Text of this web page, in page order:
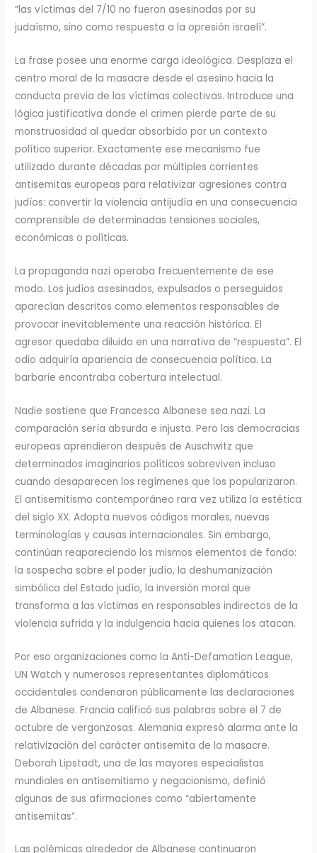
“las víctimas del 7/10 no fueron asesinadas por su
judaísmo, sino como respuesta a la opresión israelí”.
La frase posee una enorme carga ideológica. Desplaza el
centro moral de la masacre desde el asesino hacia la
conducta previa de las víctimas colectivas. Introduce una
lógica justificativa donde el crimen pierde parte de su
monstruosidad al quedar absorbido por un contexto
político superior. Exactamente ese mecanismo fue
utilizado durante décadas por múltiples corrientes
antisemitas europeas para relativizar agresiones contra
judíos: convertir la violencia antijudía en una consecuencia
comprensible de determinadas tensiones sociales,
económicas o políticas.
La propaganda nazi operaba frecuentemente de ese
modo. Los judíos asesinados, expulsados o perseguidos
aparecían descritos como elementos responsables de
provocar inevitablemente una reacción histórica. El
agresor quedaba diluido en una narrativa de “respuesta”. El
odio adquiría apariencia de consecuencia política. La
barbarie encontraba cobertura intelectual.
Nadie sostiene que Francesca Albanese sea nazi. La
comparación sería absurda e injusta. Pero las democracias
europeas aprendieron después de Auschwitz que
determinados imaginarios políticos sobreviven incluso
cuando desaparecen los regímenes que los popularizaron.
El antisemitismo contemporáneo rara vez utiliza la estética
del siglo XX. Adopta nuevos códigos morales, nuevas
terminologías y causas internacionales. Sin embargo,
continúan reapareciendo los mismos elementos de fondo:
la sospecha sobre el poder judío, la deshumanización
simbólica del Estado judío, la inversión moral que
transforma a las víctimas en responsables indirectos de la
violencia sufrida y la indulgencia hacia quienes los atacan.
Por eso organizaciones como la Anti-Defamation League,
UN Watch y numerosos representantes diplomáticos
occidentales condenaron públicamente las declaraciones
de Albanese. Francia calificó sus palabras sobre el 7 de
octubre de vergonzosas. Alemania expresó alarma ante la
relativización del carácter antisemita de la masacre.
Deborah Lipstadt, una de las mayores especialistas
mundiales en antisemitismo y negacionismo, definió
algunas de sus afirmaciones como “abiertamente
antisemitas”.
Las polémicas alrededor de Albanese continuaron